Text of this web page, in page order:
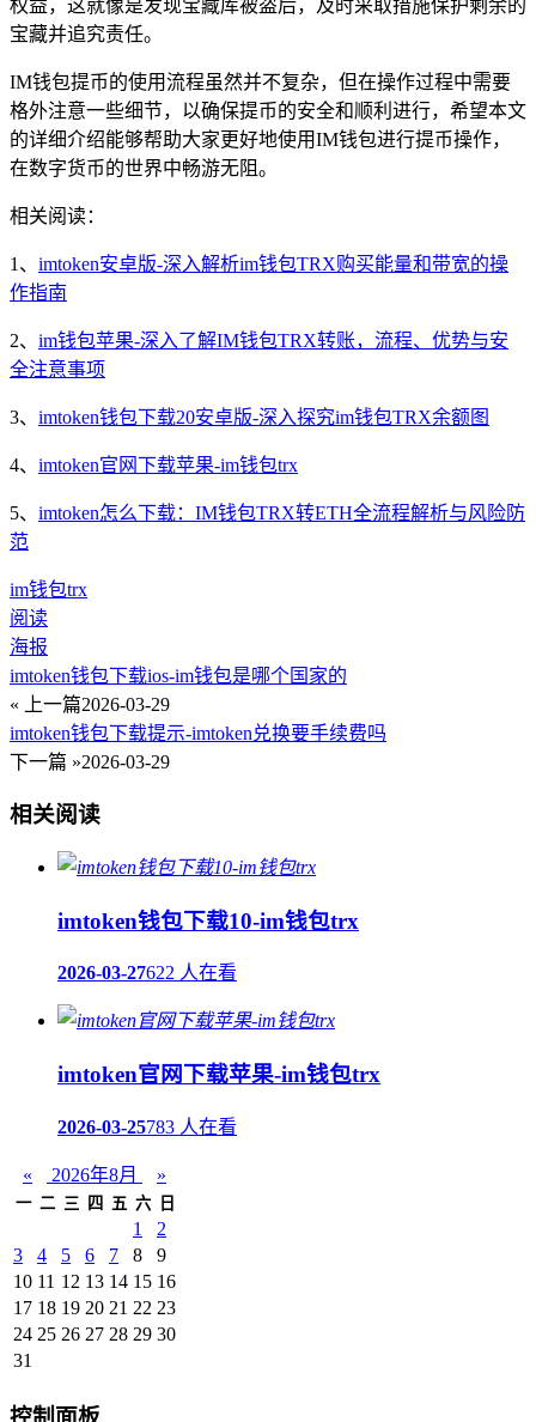
权益，这就像是发现宝藏库被盗后，及时采取措施保护剩余的
宝藏并追究责任。
IM钱包提币的使用流程虽然并不复杂，但在操作过程中需要
格外注意一些细节，以确保提币的安全和顺利进行，希望本文
的详细介绍能够帮助大家更好地使用IM钱包进行提币操作，
在数字货币的世界中畅游无阻。
相关阅读：
1、 imtoken安卓版-深入解析im钱包TRX购买能量和带宽的操
作指南
2、 im钱包苹果-深入了解IM钱包TRX转账，流程、优势与安
全注意事项
3、 imtoken钱包下载20安卓版-深入探究im钱包TRX余额图
4、 imtoken官网下载苹果-im钱包trx
5、 imtoken怎么下载：IM钱包TRX转ETH全流程解析与风险防
范
im钱包trx
阅读
海报
imtoken钱包下载ios-im钱包是哪个国家的
« 上一篇2026-03-29
imtoken钱包下载提示-imtoken兑换要手续费吗
下一篇 »2026-03-29
相关阅读
imtoken钱包下载10-im钱包trx
2026-03-27622 人在看
imtoken官网下载苹果-im钱包trx
2026-03-25783 人在看
« 2026年8月 »
一 二 三 四 五 六 日
1
2
3
4 5 6 7 8
9
10 11 12 13 14 15 16
17 18 19 20 21 22 23
24 25 26 27 28 29 30
31
控制面板